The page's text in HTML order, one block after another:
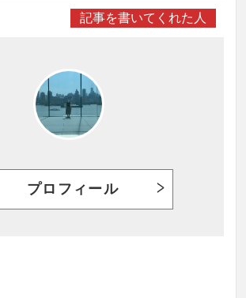
記事を書いてくれた人
プロフィール